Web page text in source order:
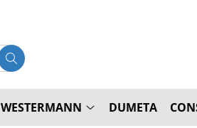
WESTERMANN DUMETA